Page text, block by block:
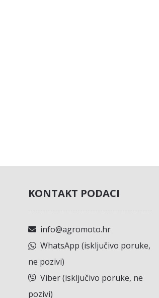
KONTAKT PODACI
info@agromoto.hr
WhatsApp (isključivo poruke,
ne pozivi)
Viber (isključivo poruke, ne
pozivi)